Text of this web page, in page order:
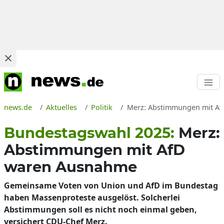
news.de Aktuelles Politik Merz: Abstimmungen mit
Bundestagswahl 2025: Merz:
Abstimmungen mit AfD
waren Ausnahme
Gemeinsame Voten von Union und AfD im Bundestag
haben Massenproteste ausgelöst. Solcherlei
Abstimmungen soll es nicht noch einmal geben,
versichert CDU-Chef Merz.